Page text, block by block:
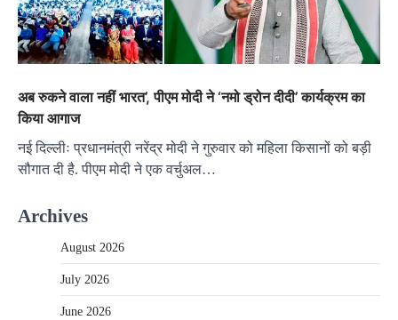
अब रुकने वाला नहीं भारत’, पीएम मोदी ने ‘नमो ड्रोन दीदी’ कार्यक्रम का
किया आगाज
नई दिल्लीः प्रधानमंत्री नरेंद्र मोदी ने गुरुवार को महिला किसानों को बड़ी
सौगात दी है. पीएम मोदी ने एक वर्चुअल…
Archives
August 2026
July 2026
June 2026